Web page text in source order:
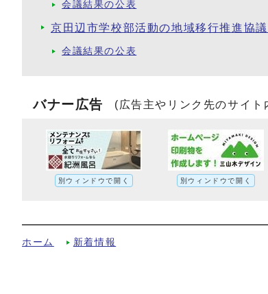
会議結果の公表
京田辺市学校部活動の地域移行推進協
会議結果の公表
バナー広告 (広告主やリンク先のサイト
別ウィンドウで開く 別ウィンドウで開く
ホーム 新着情報